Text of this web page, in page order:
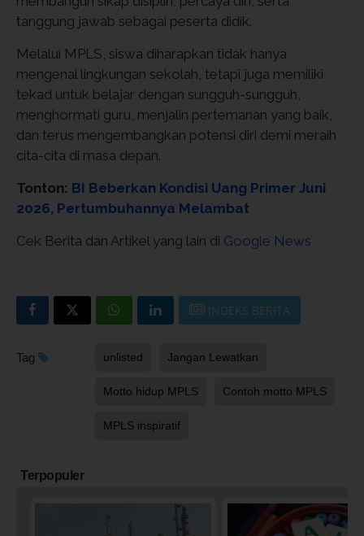
tanggung jawab sebagai peserta didik.
Melalui MPLS, siswa diharapkan tidak hanya
mengenal lingkungan sekolah, tetapi juga memiliki
tekad untuk belajar dengan sungguh-sungguh,
menghormati guru, menjalin pertemanan yang baik,
dan terus mengembangkan potensi diri demi meraih
cita-cita di masa depan.
Tonton: BI Beberkan Kondisi Uang Primer Juni
2026, Pertumbuhannya Melambat
Cek Berita dan Artikel yang lain di Google News
INDEKS BERITA
Tag unlisted Jangan Lewatkan
Motto hidup MPLS Contoh motto MPLS
MPLS inspiratif
Terpopuler